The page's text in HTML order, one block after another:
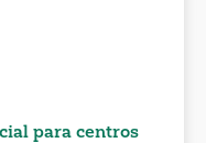
para centros